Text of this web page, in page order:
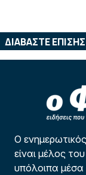
ΔΙΑΒΑΣΤΕ ΕΠΙΣΗΣ
Ο
είναι μέλος
υπόλοιπα μέσα